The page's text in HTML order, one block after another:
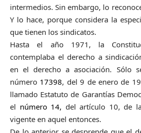
intermedios. Sin embargo, lo
Y lo hace, porque considera la
que tienen los sindicatos.
Hasta el año 1971, la
contemplaba el derecho a
en el derecho a asociación. Sólo
número 17398, del 9 de enero de
llamado Estatuto de Garantías
el número 14, del artículo 10, de
vigente en aquel entonces.